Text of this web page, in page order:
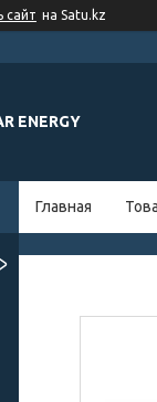
сайт на Satu.kz
ENERGY
Главная